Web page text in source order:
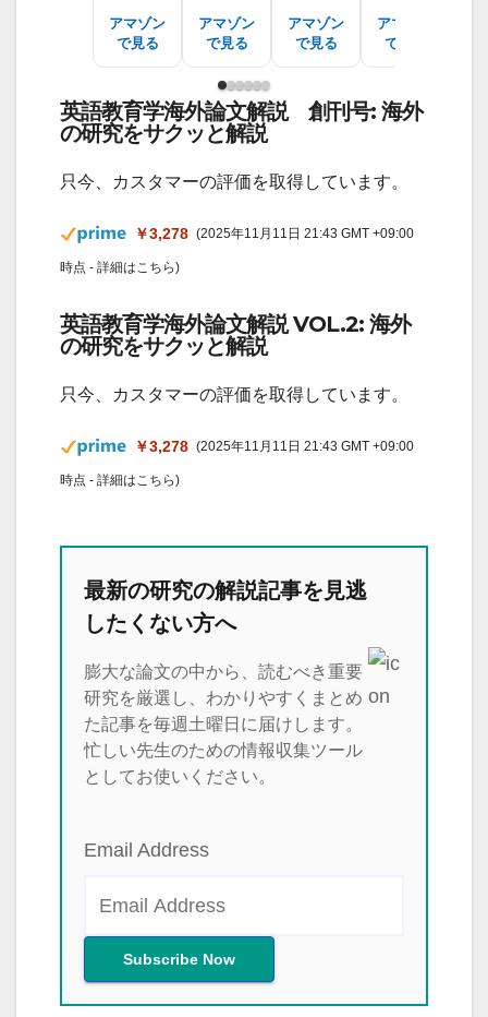
アマゾン
で見る
アマゾン
で見る
アマゾン
で見る
アマゾン
で見る
英語教育学海外論文解説 創刊号: 海外
の研究をサクッと解説
只今、カスタマーの評価を取得しています。
￥3,278 (2025年11月11日 21:43 GMT +09:00
時点 - 詳細はこちら)
英語教育学海外論文解説 VOL.2: 海外
の研究をサクッと解説
只今、カスタマーの評価を取得しています。
￥3,278 (2025年11月11日 21:43 GMT +09:00
時点 - 詳細はこちら)
最新の研究の解説記事を見逃
したくない方へ
膨大な論文の中から、読むべき重要
研究を厳選し、わかりやすくまとめ
た記事を毎週土曜日に届けします。
忙しい先生のための情報収集ツール
としてお使いください。
Email Address